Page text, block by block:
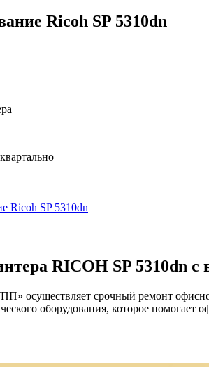
Ricoh SP 5310dn
Ricoh SP 5310dn
RICOH SP 5310dn с
срочный ремонт
оборудования, которое помогает